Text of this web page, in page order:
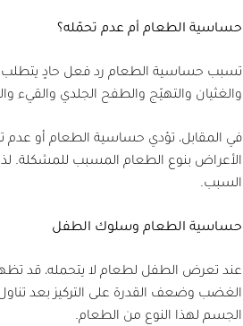
حساسية الطعام أم عدم تحمّله؟
تسبب حساسية الطعام رد فعل حادٍ
والغثيان والتهيّج والطفح الجلدي
في المقابل، تؤدي حساسية الطعام أو عدم
الأعراض بنوع الطعام المسبب للمشكلة.
السبب.
حساسية الطعام وسلوك الطفل
عند تعرض الطفل لطعام لا يتحمله، قد
الغضب وضعف القدرة على التركيز بعد
الجسم لهذا النوع من الطعام.